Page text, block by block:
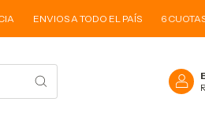
ENVIOS A TODO EL PAÍS 6 CUOTAS SIN